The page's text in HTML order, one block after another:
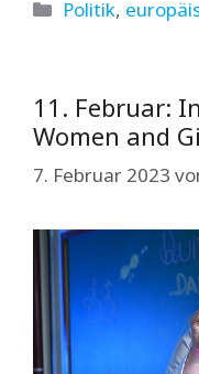
Kategorien
Politik,
11. Februar:
Women and
7. Februar 2023